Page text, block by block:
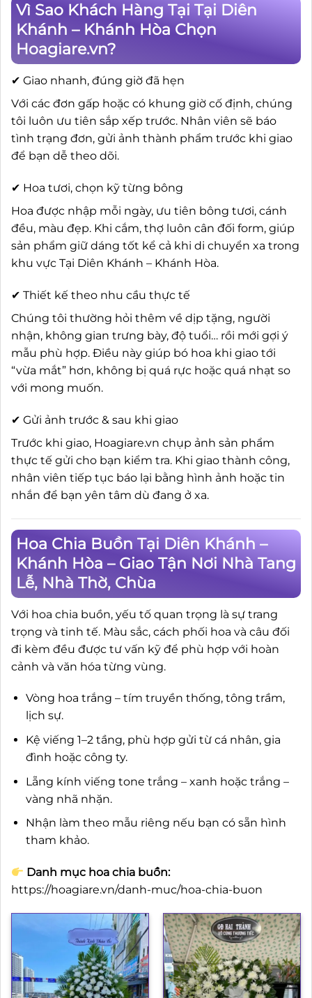
Vì Sao Khách Hàng Tại Tại Diên
Khánh – Khánh Hòa Chọn
Hoagiare.vn?
✔ Giao nhanh, đúng giờ đã hẹn
Với các đơn gấp hoặc có khung giờ cố định, chúng
tôi luôn ưu tiên sắp xếp trước. Nhân viên sẽ báo
tình trạng đơn, gửi ảnh thành phẩm trước khi giao
để bạn dễ theo dõi.
✔ Hoa tươi, chọn kỹ từng bông
Hoa được nhập mỗi ngày, ưu tiên bông tươi, cánh
đều, màu đẹp. Khi cắm, thợ luôn cân đối form, giúp
sản phẩm giữ dáng tốt kể cả khi di chuyển xa trong
khu vực Tại Diên Khánh – Khánh Hòa.
✔ Thiết kế theo nhu cầu thực tế
Chúng tôi thường hỏi thêm về dịp tặng, người
nhận, không gian trưng bày, độ tuổi… rồi mới gợi ý
mẫu phù hợp. Điều này giúp bó hoa khi giao tới
“vừa mắt” hơn, không bị quá rực hoặc quá nhạt so
với mong muốn.
✔ Gửi ảnh trước & sau khi giao
Trước khi giao, Hoagiare.vn chụp ảnh sản phẩm
thực tế gửi cho bạn kiểm tra. Khi giao thành công,
nhân viên tiếp tục báo lại bằng hình ảnh hoặc tin
nhắn để bạn yên tâm dù đang ở xa.
Hoa Chia Buồn Tại Diên Khánh –
Khánh Hòa – Giao Tận Nơi Nhà Tang
Lễ, Nhà Thờ, Chùa
Với hoa chia buồn, yếu tố quan trọng là sự trang
trọng và tinh tế. Màu sắc, cách phối hoa và câu đối
đi kèm đều được tư vấn kỹ để phù hợp với hoàn
cảnh và văn hóa từng vùng.
Vòng hoa trắng – tím truyền thống, tông trầm,
lịch sự.
Kệ viếng 1–2 tầng, phù hợp gửi từ cá nhân, gia
đình hoặc công ty.
Lẵng kính viếng tone trắng – xanh hoặc trắng –
vàng nhã nhặn.
Nhận làm theo mẫu riêng nếu bạn có sẵn hình
tham khảo.
Danh mục hoa chia buồn:
https://hoagiare.vn/danh-muc/hoa-chia-buon